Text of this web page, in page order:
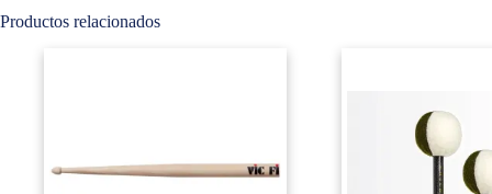
Productos relacionados